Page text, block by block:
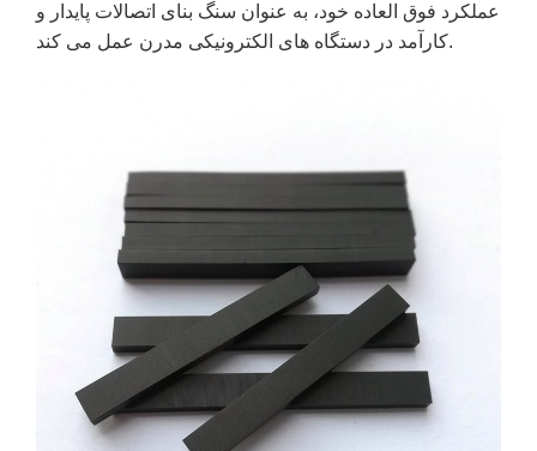
عملکرد فوق العاده خود، به عنوان سنگ بنای اتصالات پایدار و
کارآمد در دستگاه های الکترونیکی مدرن عمل می کند.